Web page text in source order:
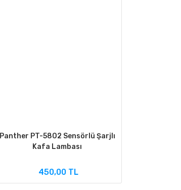
Panther PT-5802 Sensörlü Şarjlı
Kafa Lambası
450,00 TL